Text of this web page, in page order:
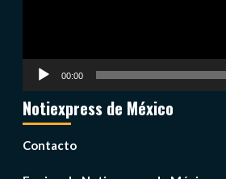
00:00
Notiexpress de México
Contacto